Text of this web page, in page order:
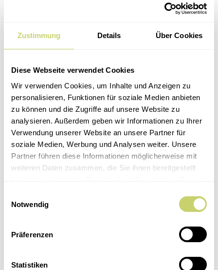
Zustimmung Details Über Cookies
Diese Webseite verwendet Cookies
Wir verwenden Cookies, um Inhalte und Anzeigen zu
personalisieren, Funktionen für soziale Medien anbieten
zu können und die Zugriffe auf unsere Website zu
analysieren. Außerdem geben wir Informationen zu Ihrer
Verwendung unserer Website an unsere Partner für
soziale Medien, Werbung und Analysen weiter. Unsere
Partner führen diese Informationen möglicherweise mit
weiteren Daten zusammen, die Sie ihnen bereitgestellt
Notwendig
Präferenzen
Statistiken
JOBS
Unsere Events
Feste & Catering
Tante-Anne-Laden